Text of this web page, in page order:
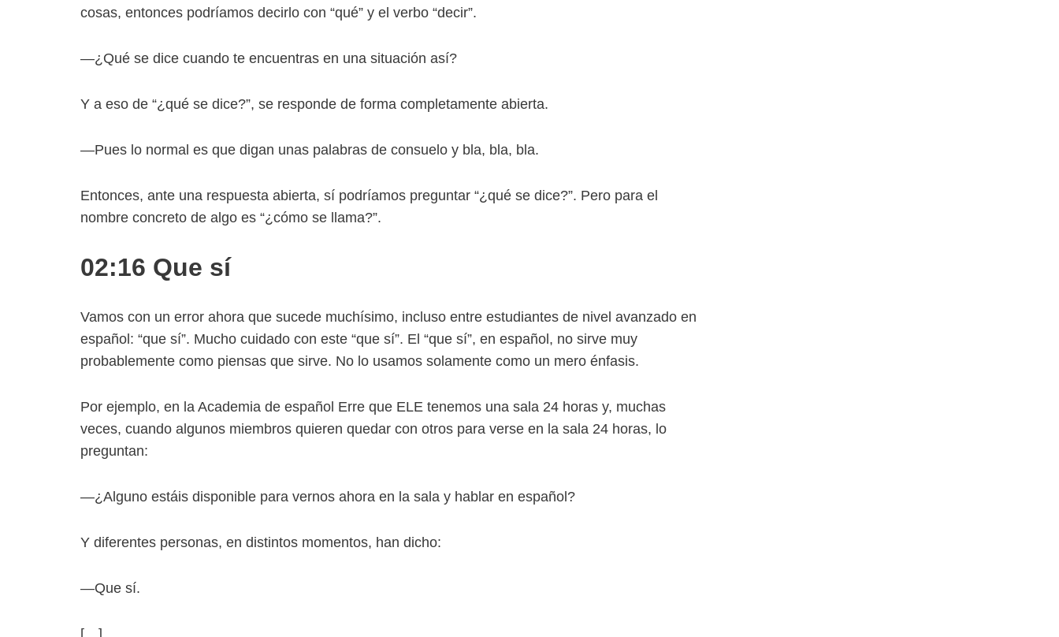
cosas, entonces podríamos decirlo con “qué” y el verbo “decir”.
—¿Qué se dice cuando te encuentras en una situación así?
Y a eso de “¿qué se dice?”, se responde de forma completamente abierta.
—Pues lo normal es que digan unas palabras de consuelo y bla, bla, bla.
Entonces, ante una respuesta abierta, sí podríamos preguntar “¿qué se dice?”. Pero para el
nombre concreto de algo es “¿cómo se llama?”.
02:16 Que sí
Vamos con un error ahora que sucede muchísimo, incluso entre estudiantes de nivel avanzado en
español: “que sí”. Mucho cuidado con este “que sí”. El “que sí”, en español, no sirve muy
probablemente como piensas que sirve. No lo usamos solamente como un mero énfasis.
Por ejemplo, en la Academia de español Erre que ELE tenemos una sala 24 horas y, muchas
veces, cuando algunos miembros quieren quedar con otros para verse en la sala 24 horas, lo
preguntan:
—¿Alguno estáis disponible para vernos ahora en la sala y hablar en español?
Y diferentes personas, en distintos momentos, han dicho:
—Que sí.